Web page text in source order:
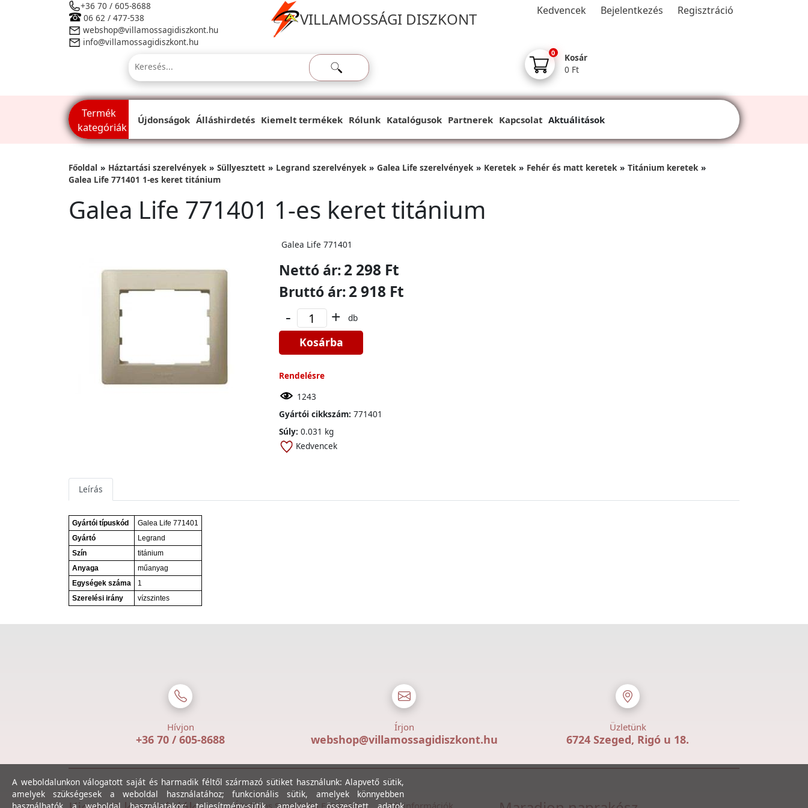
+36 70 / 605-8688
06 62 / 477-538
webshop@villamossagidiszkont.hu
info@villamossagidiszkont.hu
VILLAMOSSÁGI DISZKONT Kedvencek Bejelentkezés Regisztráció
0
Kosár
0 Ft
Termék
kategóriák
Újdonságok Álláshirdetés Kiemelt termékek Rólunk Katalógusok Partnerek Kapcsolat Aktuálitások
Főoldal Háztartási szerelvények Süllyesztett Legrand szerelvények Galea Life szerelvények Keretek Fehér és matt keretek
Titánium keretek
Galea Life 771401 1-es keret titánium
Galea Life 771401 1-es keret titánium
Galea Life 771401
Nettó ár:2 298 Ft
Bruttó ár:2 918 Ft
- + db
Kosárba
Rendelésre
1243
Gyártói cikkszám: 771401
Súly: 0.031 kg
Kedvencek
Leírás
Gyártói típuskód
Galea Life 771401
Gyártó
Legrand
Szín
titánium
Anyaga
műanyag
Egységek száma
1
Szerelési irány
vízszintes
Hívjon
+36 70 / 605-8688
Írjon
webshop@villamossagidiszkont.hu
Üzletünk
6724 Szeged, Rigó u 18.
Általános Szerződési Feltételek Céginformációk
A weboldalunkon válogatott saját és harmadik féltől származó sütiket használunk: Alapvető sütik,
amelyek szükségesek a weboldal használatához; funkcionális sütik, amelyek könnyebben